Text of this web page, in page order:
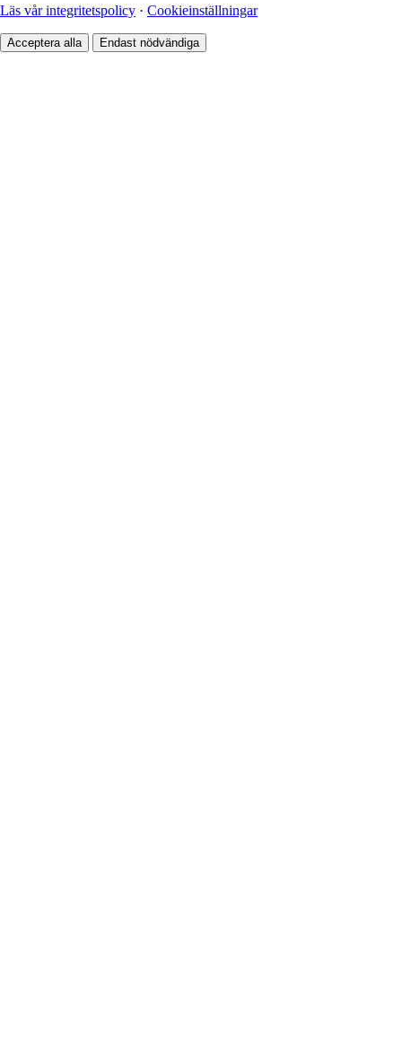
Läs vår integritetspolicy · Cookieinställningar
Acceptera alla Endast nödvändiga